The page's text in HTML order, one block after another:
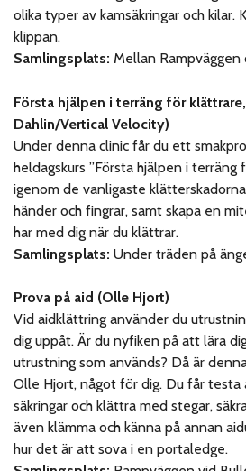
olika typer av kamsäkringar och kilar.
klippan.
Samlingsplats: Mellan Rampväggen
Första hjälpen i terräng för
Dahlin/Vertical Velocity)
Under denna clinic får du ett
heldagskurs ”Första hjälpen i terräng
igenom de vanligaste
händer och fingrar, samt skapa en
har med dig när du klättrar.
Samlingsplats:Under träden på
Prova på aid (Olle Hjort)
Vid aidklättring använder du
dig uppåt. Är du nyfiken på att lära
utrustning som används? Då är
Olle Hjort, något för dig. Du får testa
säkringar och klättra med stegar,
även klämma och känna på annan
hur det är att sova i en portaledge.